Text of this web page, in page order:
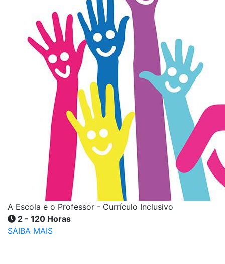
A Escola e o Professor - Currículo Inclusivo
2 - 120 Horas
SAIBA MAIS